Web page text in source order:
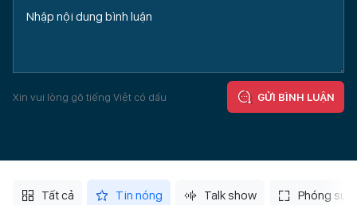
Xin vui lòng gõ tiếng Việt có dấu GỬI BÌNH LUẬN
Tất cả Tin nóng Talk show Phóng sự